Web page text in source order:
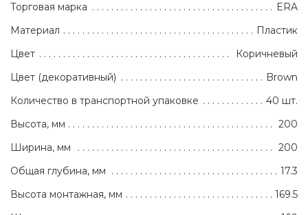
Торговая марка
ERA
Материал
Пластик
Цвет
Коричневый
Цвет (декоративный)
Brown
Количество в транспортной упаковке
40 шт.
Высота, мм
200
Ширина, мм
200
Общая глубина, мм
17.3
Высота монтажная, мм
169.5